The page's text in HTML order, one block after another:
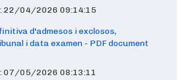
22/04/2026 09:14:15
d'admesos i exclosos,
i data examen - PDF document
07/05/2026 08:13:11